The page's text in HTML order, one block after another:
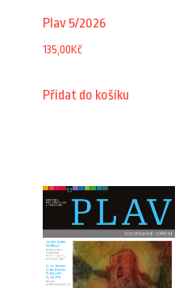
Plav 5/2026
135,00Kč
Přidat do košíku